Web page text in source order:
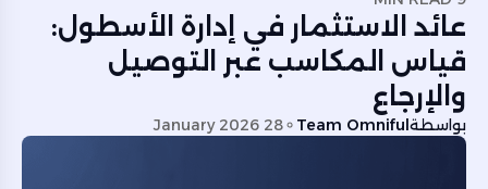
عائد الاستثمار في إدارة الأسطول:
قياس المكاسب عبر التوصيل
والإرجاع
بواسطةTeam Omniful
28 January 2026